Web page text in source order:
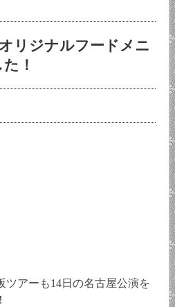
リジナルフードメニ
！
ツアーも14日の名古屋公演を